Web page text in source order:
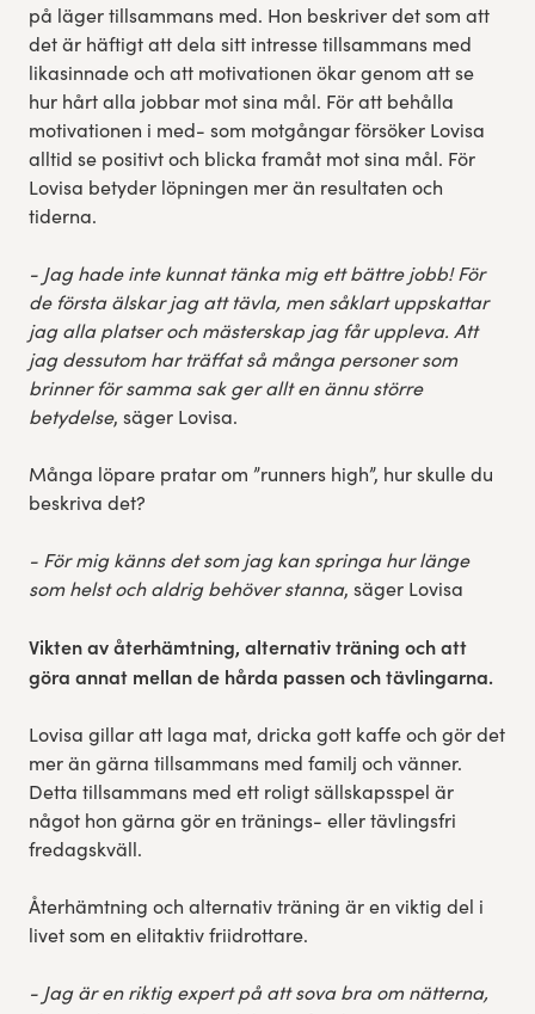
på läger tillsammans med. Hon beskriver det som att
det är häftigt att dela sitt intresse tillsammans med
likasinnade och att motivationen ökar genom att se
hur hårt alla jobbar mot sina mål. För att behålla
motivationen i med- som motgångar försöker Lovisa
alltid se positivt och blicka framåt mot sina mål. För
Lovisa betyder löpningen mer än resultaten och
tiderna.
- Jag hade inte kunnat tänka mig ett bättre jobb! För
de första älskar jag att tävla, men såklart uppskattar
jag alla platser och mästerskap jag får uppleva. Att
jag dessutom har träffat så många personer som
brinner för samma sak ger allt en ännu större
betydelse, säger Lovisa.
Många löpare pratar om ”runners high”, hur skulle du
beskriva det?
- För mig känns det som jag kan springa hur länge
som helst och aldrig behöver stanna, säger Lovisa
Vikten av återhämtning, alternativ träning och att
göra annat mellan de hårda passen och tävlingarna.
Lovisa gillar att laga mat, dricka gott kaffe och gör det
mer än gärna tillsammans med familj och vänner.
Detta tillsammans med ett roligt sällskapsspel är
något hon gärna gör en tränings- eller tävlingsfri
fredagskväll.
Återhämtning och alternativ träning är en viktig del i
livet som en elitaktiv friidrottare.
- Jag är en riktig expert på att sova bra om nätterna,